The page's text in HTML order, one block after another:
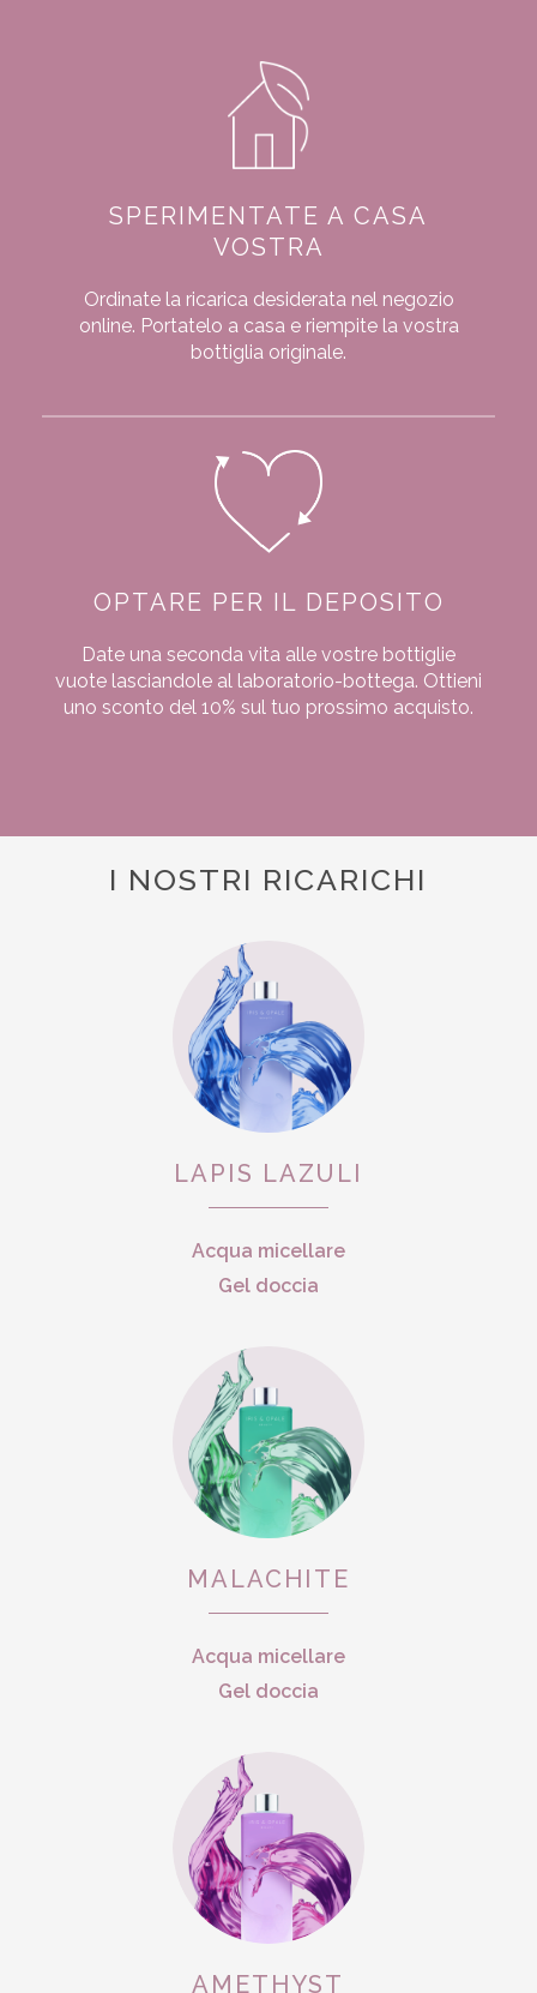
SPERIMENTATE A CASA
VOSTRA
Ordinate la ricarica desiderata nel negozio
online. Portatelo a casa e riempite la vostra
bottiglia originale.
OPTARE PER IL DEPOSITO
Date una seconda vita alle vostre bottiglie
vuote lasciandole al laboratorio-bottega. Ottieni
uno sconto del 10% sul tuo prossimo acquisto.
I NOSTRI RICARICHI
LAPIS LAZULI
Acqua micellare
Gel doccia
MALACHITE
Acqua micellare
Gel doccia
AMETHYST